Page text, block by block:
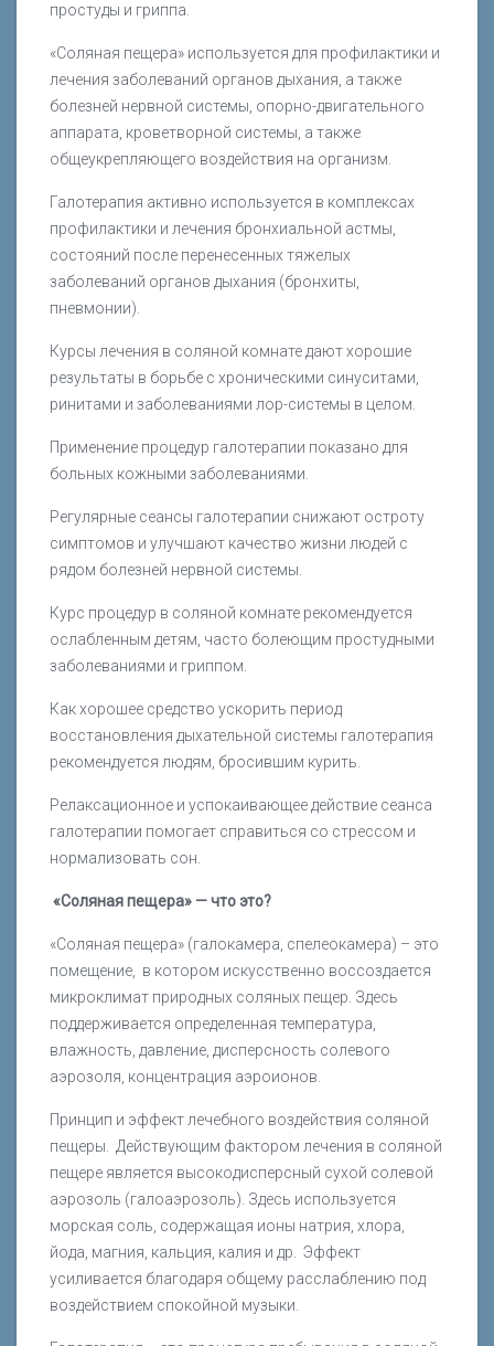
простуды и гриппа.
«Соляная пещера» используется для профилактики и
лечения заболеваний органов дыхания, а также
болезней нервной системы, опорно-двигательного
аппарата, кроветворной системы, а также
общеукрепляющего воздействия на организм.
Галотерапия активно используется в комплексах
профилактики и лечения бронхиальной астмы,
состояний после перенесенных тяжелых
заболеваний органов дыхания (бронхиты,
пневмонии).
Курсы лечения в соляной комнате дают хорошие
результаты в борьбе с хроническими синуситами,
ринитами и заболеваниями лор-системы в целом.
Применение процедур галотерапии показано для
больных кожными заболеваниями.
Регулярные сеансы галотерапии снижают остроту
симптомов и улучшают качество жизни людей с
рядом болезней нервной системы.
Курс процедур в соляной комнате рекомендуется
ослабленным детям, часто болеющим простудными
заболеваниями и гриппом.
Как хорошее средство ускорить период
восстановления дыхательной системы галотерапия
рекомендуется людям, бросившим курить.
Релаксационное и успокаивающее действие сеанса
галотерапии помогает справиться со стрессом и
нормализовать сон.
«Соляная пещера» — что это?
«Соляная пещера» (галокамера, спелеокамера) – это
помещение, в котором искусственно воссоздается
микроклимат природных соляных пещер. Здесь
поддерживается определенная температура,
влажность, давление, дисперсность солевого
аэрозоля, концентрация аэроионов.
Принцип и эффект лечебного воздействия соляной
пещеры. Действующим фактором лечения в соляной
пещере является высокодисперсный сухой солевой
аэрозоль (галоаэрозоль). Здесь используется
морская соль, содержащая ионы натрия, хлора,
йода, магния, кальция, калия и др. Эффект
усиливается благодаря общему расслаблению под
воздействием спокойной музыки.